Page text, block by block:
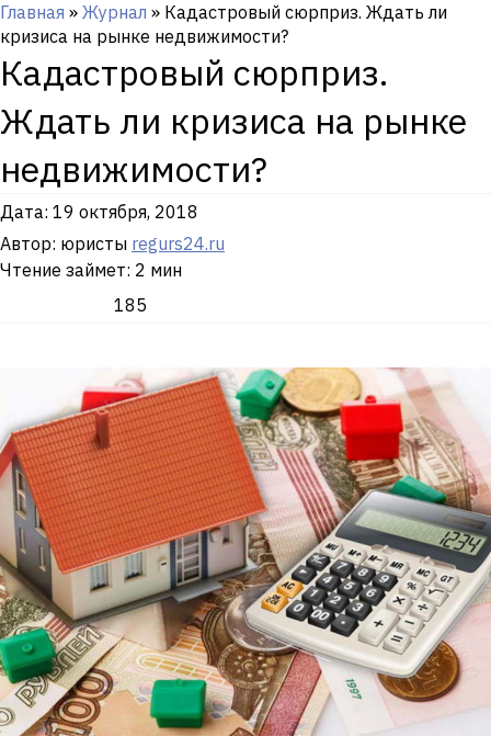
Главная » Журнал » Кадастровый сюрприз. Ждать ли
кризиса на рынке недвижимости?
Кадастровый сюрприз.
Ждать ли кризиса на рынке
недвижимости?
Дата: 19 октября, 2018
Автор: юристы regurs24.ru
Чтение займет: 2 мин
185